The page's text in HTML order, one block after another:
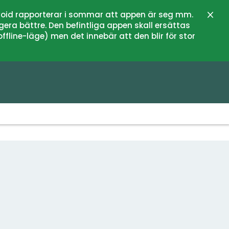
rapporterar i sommar att appen är seg mm.
bättre. Den befintliga appen skall ersättas
läge) men det innebär att den blir för stor